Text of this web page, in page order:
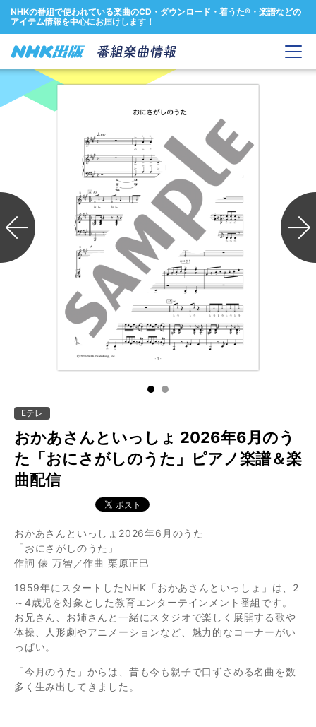
NHKの番組で使われている楽曲のCD・ダウンロード・着うた®・楽譜などの
アイテム情報を中心にお届けします！
Previous
Eテレ
おかあさんといっしょ 2026年6月のう
た「おにさがしのうた」ピアノ楽譜＆楽
曲配信
おかあさんといっしょ2026年6月のうた
「おにさがしのうた」
作詞 俵 万智／作曲 栗原正巳
1959年にスタートしたNHK「おかあさんといっしょ」は、2
～4歳児を対象とした教育エンターテインメント番組です。
お兄さん、お姉さんと一緒にスタジオで楽しく展開する歌や
体操、人形劇やアニメーションなど、魅力的なコーナーがい
っぱい。
「今月のうた」からは、昔も今も親子で口ずさめる名曲を数
多く生み出してきました。